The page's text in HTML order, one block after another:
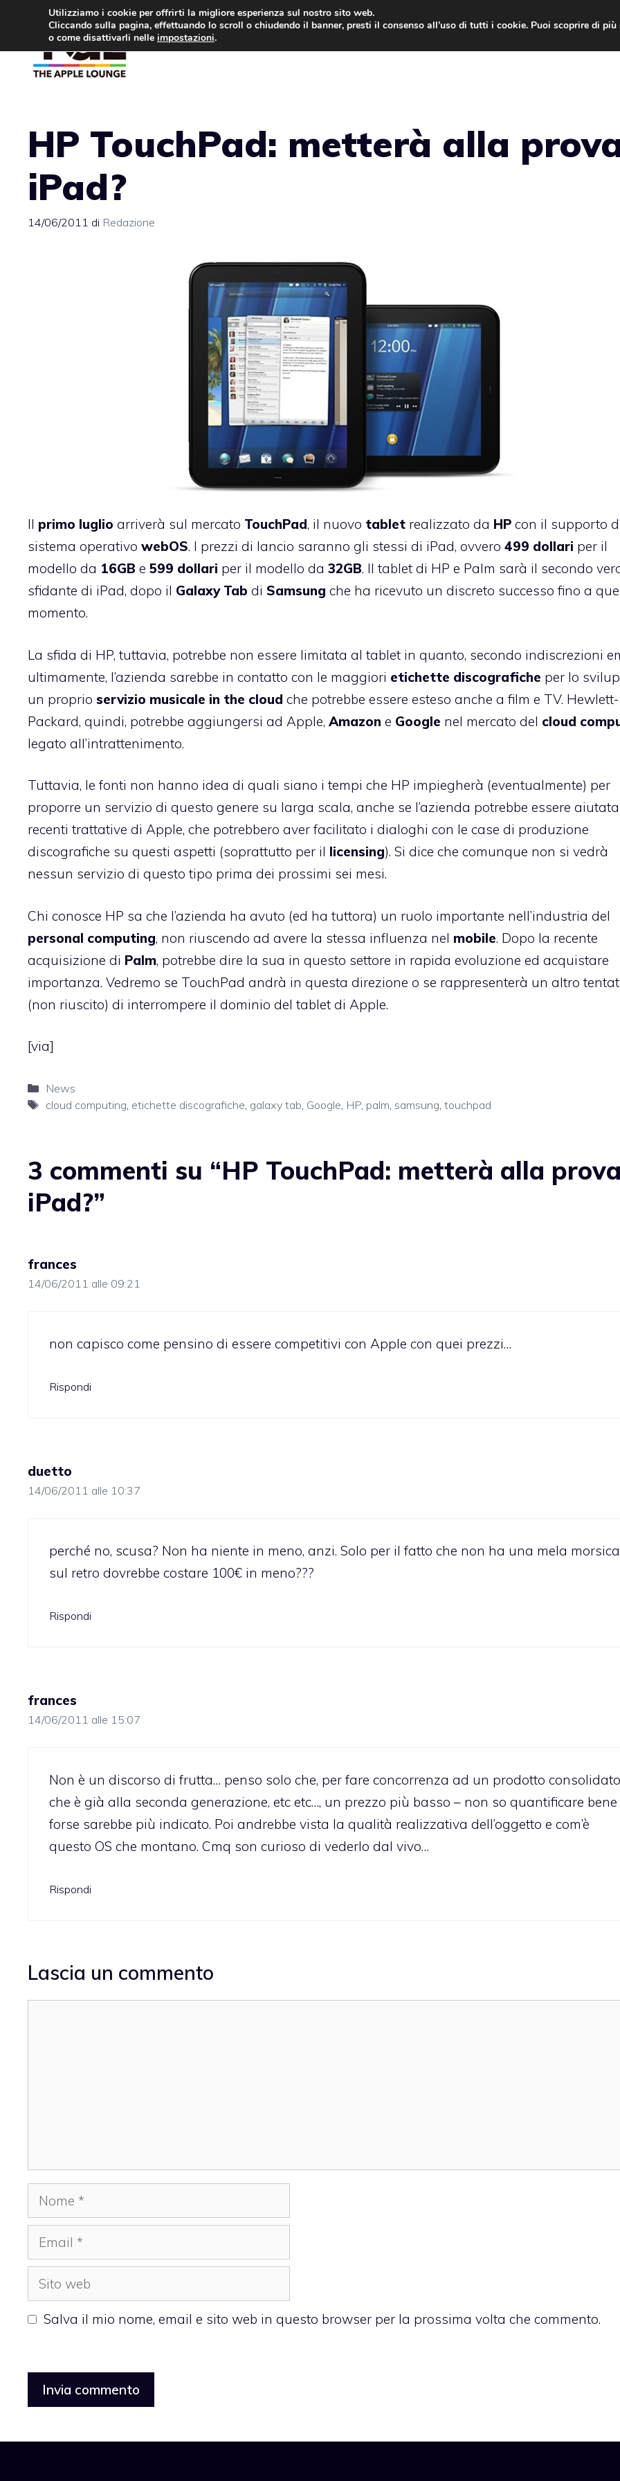
contenuto
HP TouchPad: metterà alla
iPad?
14/06/2011 di Redazione
Il primo luglio arriverà sul mercato TouchPad, il nuovo tablet realizzato da HP con il supporto
sistema operativo webOS. I prezzi di lancio saranno gli stessi di iPad, ovvero 499 dollari per il
modello da 16GB e 599 dollari per il modello da 32GB. Il tablet di HP e Palm sarà il secondo
sfidante di iPad, dopo il Galaxy Tab di Samsung che ha ricevuto un discreto successo fino a
momento.
La sfida di HP, tuttavia, potrebbe non essere limitata al tablet in quanto, secondo indiscrezioni
ultimamente, l’azienda sarebbe in contatto con le maggiori etichette discografiche per lo
un proprio servizio musicale in the cloud che potrebbe essere esteso anche a film e TV. Hewlett-
Packard, quindi, potrebbe aggiungersi ad Apple, Amazon e Google nel mercato del cloud
legato all’intrattenimento.
Tuttavia, le fonti non hanno idea di quali siano i tempi che HP impiegherà (eventualmente) per
proporre un servizio di questo genere su larga scala, anche se l’azienda potrebbe essere
recenti trattative di Apple, che potrebbero aver facilitato i dialoghi con le case di produzione
discografiche su questi aspetti (soprattutto per il licensing). Si dice che comunque non si vedrà
nessun servizio di questo tipo prima dei prossimi sei mesi.
Chi conosce HP sa che l’azienda ha avuto (ed ha tuttora) un ruolo importante nell’industria del
personal computing, non riuscendo ad avere la stessa influenza nel mobile. Dopo la recente
acquisizione di Palm, potrebbe dire la sua in questo settore in rapida evoluzione ed acquistare
importanza. Vedremo se TouchPad andrà in questa direzione o se rappresenterà un altro
(non riuscito) di interrompere il dominio del tablet di Apple.
[via]
Categorie
News
Tag
cloud computing etichette discografiche galaxy tab Google HP, palm samsung touchpad
3 commenti su “HP TouchPad: metterà alla prova
iPad?”
frances
14/06/2011 alle 09:21
non capisco come pensino di essere competitivi con Apple con quei prezzi…
Rispondi
duetto
14/06/2011 alle 10:37
perché no, scusa? Non ha niente in meno, anzi. Solo per il fatto che non ha una mela
sul retro dovrebbe costare 100€ in meno???
Rispondi
frances
14/06/2011 alle 15:07
Non è un discorso di frutta… penso solo che, per fare concorrenza ad un prodotto consolidato
che è già alla seconda generazione, etc etc…, un prezzo più basso – non so quantificare bene
forse sarebbe più indicato. Poi andrebbe vista la qualità realizzativa dell’oggetto e com’è
questo OS che montano. Cmq son curioso di vederlo dal vivo…
Rispondi
Lascia un commento
Nome
Email
Sito
web
Salva il mio nome, email e sito web in questo browser per la prossima volta che commento.
Utilizziamo i cookie per offrirti la migliore esperienza sul nostro sito web.
Cliccando sulla pagina, effettuando lo scroll o chiudendo il banner, presti il consenso all’uso di tutti i cookie. Puoi scoprire di
o come disattivarli nelle impostazioni.